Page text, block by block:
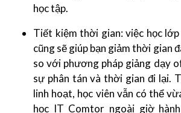
học tập.
Tiết kiệm thời gian: việc học
cũng sẽ giúp bạn giảm thời gian
so với phương pháp giảng dạy
sự phân tán và thời gian đi lại.
linh hoạt, học viên vẫn có thể
học IT Comtor ngoài giờ